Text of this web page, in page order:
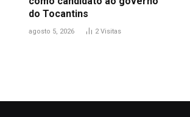
do Tocantins
agosto 5, 2026 2Visitas